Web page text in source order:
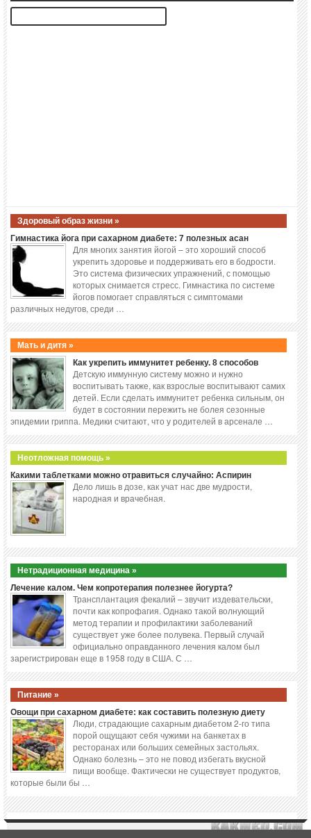
Здоровый образ жизни »
Гимнастика йога при сахарном диабете: 7 полезных асан
Для многих занятия йогой – это хороший способ
укрепить здоровье и поддерживать его в бодрости.
Это система физических упражнений, с помощью
которых снимается стресс. Гимнастика по системе
йогов помогает справляться с симптомами
различных недугов, среди …
Мать и дитя »
Как укрепить иммунитет ребенку. 8 способов
Детскую иммунную систему можно и нужно
воспитывать также, как взрослые воспитывают самих
детей. Если сделать иммунитет ребенка сильным, он
будет в состоянии пережить не болея сезонные
эпидемии гриппа. Медики считают, что у родителей в арсенале …
Неотложная помощь »
Какими таблетками можно отравиться случайно: Аспирин
Дело лишь в дозе, как учат нас две мудрости,
народная и врачебная.
Нетрадиционная медицина »
Лечение калом. Чем копротерапия полезнее йогурта?
Трансплантация фекалий – звучит издевательски,
почти как копрофагия. Однако такой волнующий
метод терапии и профилактики заболеваний
существует уже более полувека. Первый случай
официально оправданного лечения калом был
зарегистрирован еще в 1958 году в США. С …
Питание »
Овощи при сахарном диабете: как составить полезную диету
Люди, страдающие сахарным диабетом 2-го типа
порой ощущают себя чужими на банкетах в
ресторанах или больших семейных застольях.
Однако болезнь – это не повод избегать вкусной
пищи вообще. Фактически не существует продуктов,
которые были бы …